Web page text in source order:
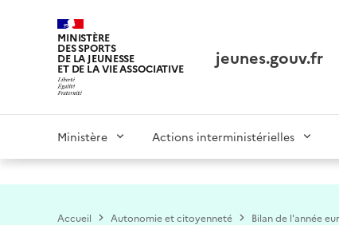
MINISTÈRE
DES SPORTS
DE LA JEUNESSE
ET DE LA VIE ASSOCIATIVE
jeunes.gouv.fr
navigation
Ministère Actions interministérielles
Accueil Autonomie et citoyenneté Bilan de l'année